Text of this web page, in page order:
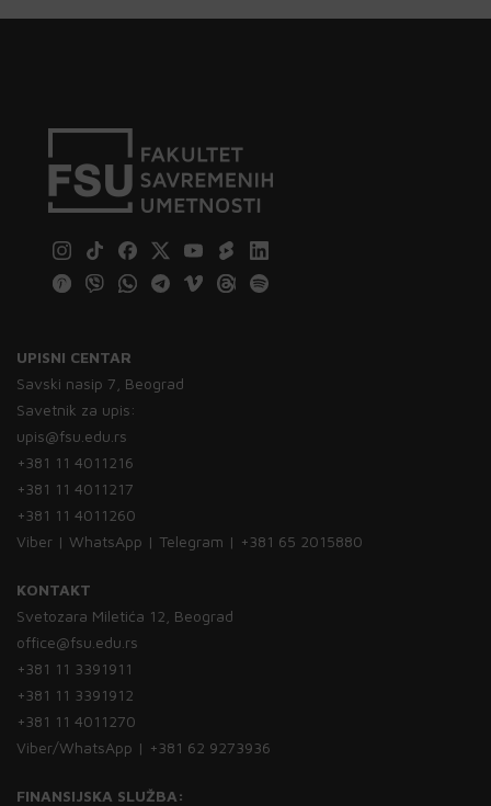
UPISNI CENTAR
Savski nasip 7, Beograd
Savetnik za upis:
upis@fsu.edu.rs
+381 11 4011216
+381 11 4011217
+381 11 4011260
Viber | WhatsApp | Telegram | +381 65 2015880
KONTAKT
Svetozara Miletića 12, Beograd
office@fsu.edu.rs
+381 11 3391911
+381 11 3391912
+381 11 4011270
Viber/WhatsApp | +381 62 9273936
FINANSIJSKA SLUŽBA: